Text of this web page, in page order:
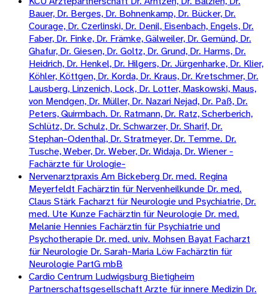
Bauer, Dr. Berges, Dr. Bohnenkamp, Dr. Bücker, Dr.
Courage, Dr. Czerlinski, Dr. Denil, Eisenbach, Engels, Dr.
Faber, Dr. Finke, Dr. Främke, Gälweiler, Dr. Gemünd, Dr.
Ghafur, Dr. Giesen, Dr. Goltz, Dr. Grund, Dr. Harms, Dr.
Heidrich, Dr. Henkel, Dr. Hilgers, Dr. Jürgenharke, Dr. Klier,
Köhler, Köttgen, Dr. Korda, Dr. Kraus, Dr. Kretschmer, Dr.
Lausberg, Linzenich, Lock, Dr. Lotter, Maskowski, Maus,
von Mendgen, Dr. Müller, Dr. Nazari Nejad, Dr. Paß, Dr.
Peters, Quirmbach. Dr. Ratmann, Dr. Ratz, Scherberich,
Schlütz, Dr. Schulz, Dr. Schwarzer, Dr. Sharif, Dr.
Stephan-Odenthal, Dr. Stratmeyer, Dr. Temme. Dr.
Tusche, Weber, Dr. Weber, Dr. Widaja, Dr. Wiener -
Fachärzte für Urologie-
Nervenarztpraxis Am Bickeberg Dr. med. Regina
Meyerfeldt Fachärztin für Nervenheilkunde Dr. med.
Claus Stärk Facharzt für Neurologie und Psychiatrie, Dr.
med. Ute Kunze Fachärztin für Neurologie Dr. med.
Melanie Hennies Fachärztin für Psychiatrie und
Psychotherapie Dr. med. univ. Mohsen Bayat Facharzt
für Neurologie Dr. Sarah-Maria Löw Fachärztin für
Neurologie PartG mbB
Cardio Centrum Ludwigsburg Bietigheim
Partnerschaftsgesellschaft Arzte für innere Medizin Dr.